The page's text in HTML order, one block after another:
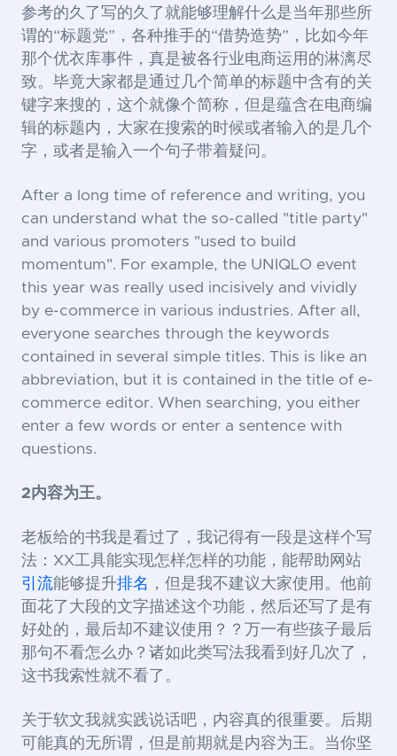
参考的久了写的久了就能够理解什么是当年那些所
谓的“标题党”，各种推手的“借势造势”，比如今年
那个优衣库事件，真是被各行业电商运用的淋漓尽
致。毕竟大家都是通过几个简单的标题中含有的关
键字来搜的，这个就像个简称，但是蕴含在电商编
辑的标题内，大家在搜索的时候或者输入的是几个
字，或者是输入一个句子带着疑问。
After a long time of reference and writing, you
can understand what the so-called "title party"
and various promoters "used to build
momentum". For example, the UNIQLO event
this year was really used incisively and vividly
by e-commerce in various industries. After all,
everyone searches through the keywords
contained in several simple titles. This is like an
abbreviation, but it is contained in the title of e-
commerce editor. When searching, you either
enter a few words or enter a sentence with
questions.
2 内容为王。
老板给的书我是看过了，我记得有一段是这样个写
法：XX工具能实现怎样怎样的功能，能帮助网站
引流能够提升排名
，但是我不建议大家使用。他前
面花了大段的文字描述这个功能，然后还写了是有
好处的，最后却不建议使用？？万一有些孩子最后
那句不看怎么办？诸如此类写法我看到好几次了，
这书我索性就不看了。
关于软文我就实践说话吧，内容真的很重要。后期
可能真的无所谓，但是前期就是内容为王。当你坚